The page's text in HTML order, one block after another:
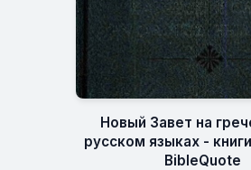
Новый Завет на
русском языках -
BibleQuote